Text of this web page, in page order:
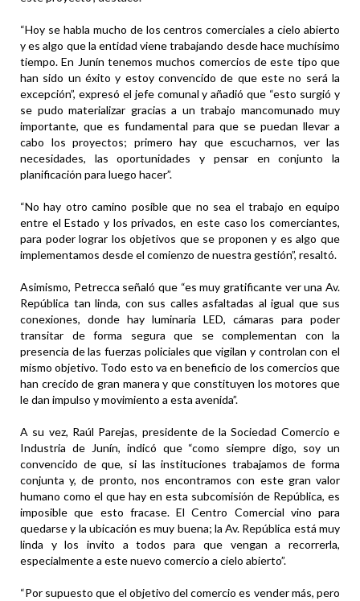
“Hoy se habla mucho de los centros comerciales a cielo abierto
y es algo que la entidad viene trabajando desde hace muchísimo
tiempo. En Junín tenemos muchos comercios de este tipo que
han sido un éxito y estoy convencido de que este no será la
excepción”, expresó el jefe comunal y añadió que “esto surgió y
se pudo materializar gracias a un trabajo mancomunado muy
importante, que es fundamental para que se puedan llevar a
cabo los proyectos; primero hay que escucharnos, ver las
necesidades, las oportunidades y pensar en conjunto la
planificación para luego hacer”.
“No hay otro camino posible que no sea el trabajo en equipo
entre el Estado y los privados, en este caso los comerciantes,
para poder lograr los objetivos que se proponen y es algo que
implementamos desde el comienzo de nuestra gestión”, resaltó.
Asimismo, Petrecca señaló que “es muy gratificante ver una Av.
República tan linda, con sus calles asfaltadas al igual que sus
conexiones, donde hay luminaria LED, cámaras para poder
transitar de forma segura que se complementan con la
presencia de las fuerzas policiales que vigilan y controlan con el
mismo objetivo. Todo esto va en beneficio de los comercios que
han crecido de gran manera y que constituyen los motores que
le dan impulso y movimiento a esta avenida”.
A su vez, Raúl Parejas, presidente de la Sociedad Comercio e
Industria de Junín, indicó que “como siempre digo, soy un
convencido de que, si las instituciones trabajamos de forma
conjunta y, de pronto, nos encontramos con este gran valor
humano como el que hay en esta subcomisión de República, es
imposible que esto fracase. El Centro Comercial vino para
quedarse y la ubicación es muy buena; la Av. República está muy
linda y los invito a todos para que vengan a recorrerla,
especialmente a este nuevo comercio a cielo abierto”.
“Por supuesto que el objetivo del comercio es vender más, pero